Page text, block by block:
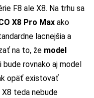
F8 ale X8. Na trhu sa
X8 Pro Max ako
lacnejšia a
na to, že model
rovnako aj model
opäť existovať
X8 teda nebude